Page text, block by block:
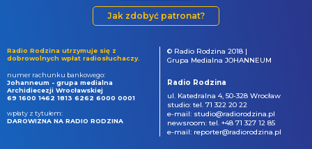
Jak zdobyć patronat?
Radio Rodzina utrzymuje się z
dobrowolnych wpłat radiosłuchaczy.
numer rachunku bankowego:
Johanneum - grupa medialna
Archidiecezji Wrocławskiej
69 1600 1462 1813 6262 6000 0001
wpłaty z tytułem:
DAROWIZNA NA RADIO RODZINA
© Radio Rodzina 2018 |
Grupa Medialna JOHANNEUM
Radio Rodzina
ul. Katedralna 4, 50-328 Wrocław
studio: tel. 71 322 20 22
e-mail: studio@radiorodzina.pl
newsroom: tel. +48 71 327 12 85
e-mail: reporter@radiorodzina.pl